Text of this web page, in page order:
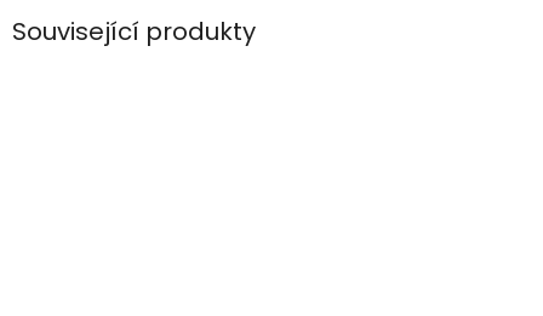
Související produkty